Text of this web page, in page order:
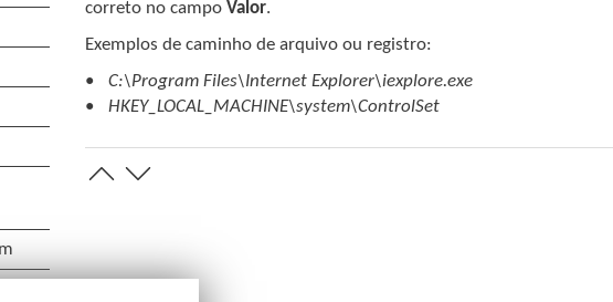
correto no campoValor.
Exemplos de caminho de arquivo ou registro:
C:\Program Files\Internet Explorer\iexplore.exe
HKEY_LOCAL_MACHINE\system\ControlSet